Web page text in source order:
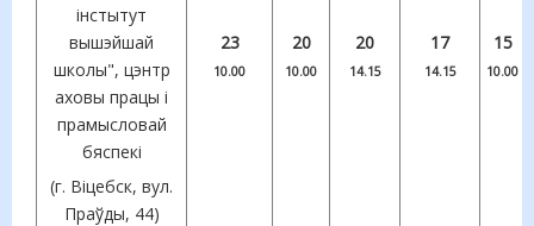
інстытут
вышэйшай
школы", цэнтр
аховы працы і
прамысловай
бяспекі
(г. Віцебск, вул.
Праўды, 44)
23
10.00
20
10.00
20
14.15
17
14.15
15
10.00